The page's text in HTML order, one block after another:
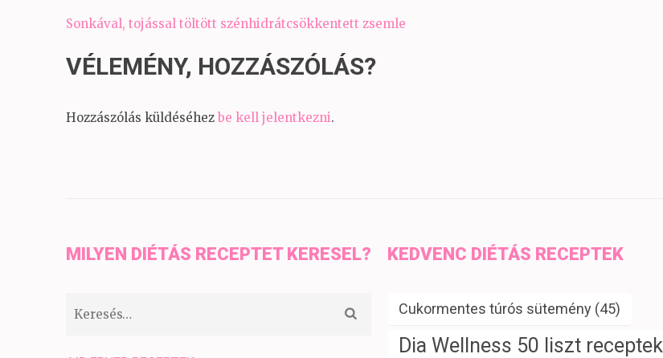
Bejegyzés
Sonkával, tojással töltött szénhidrátcsökkentett zsemle
VÉLEMÉNY, HOZZÁSZÓLÁS?
Hozzászólás küldéséhez be kell jelentkezni.
MILYEN DIÉTÁS RECEPTET KERESEL? KEDVENC DIÉTÁS RECEPTEK
Cukormentes túrós sütemény(45)
Dia Wellness 50 liszt receptek